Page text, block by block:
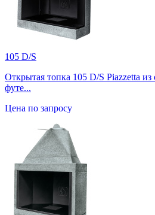
105 D/S
Открытая топка 105 D/S Piazzetta из
футе...
Цена по запросу